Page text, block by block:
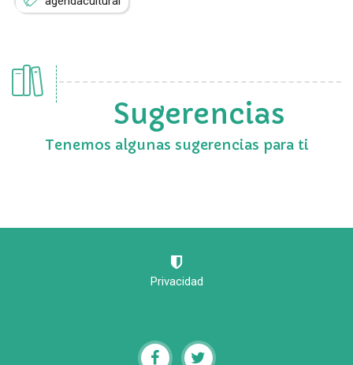
Sugerencias
Tenemos algunas sugerencias para ti
Privacidad